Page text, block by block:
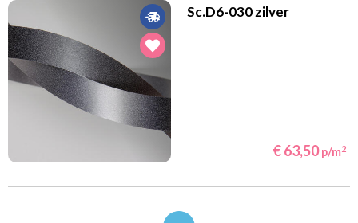
Sc.D6-030 zilver
€ 63,50 p/m2